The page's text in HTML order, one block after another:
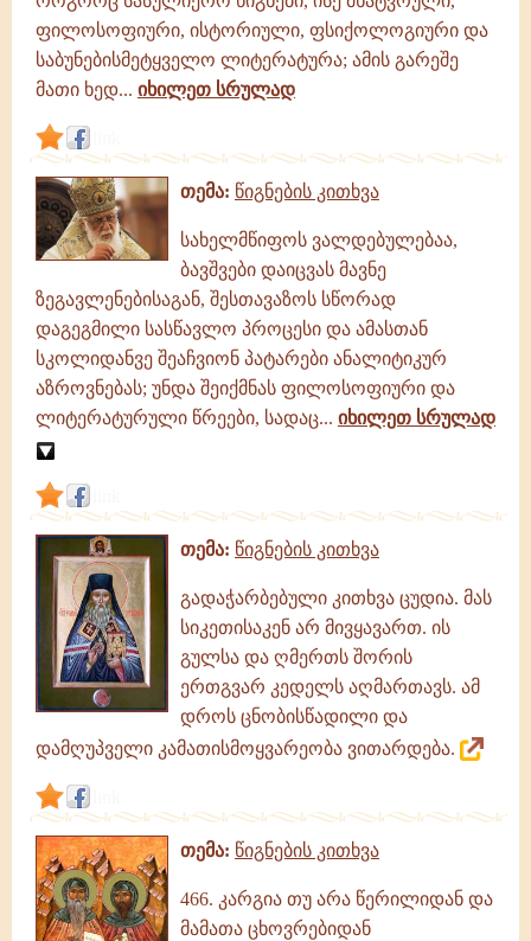
ფილოსოფიური, ისტორიული, ფსიქოლოგიური და
საბუნებისმეტყველო ლიტერატურა; ამის გარეშე
მათი ხედ... იხილეთ სრულად
თემა: წიგნების კითხვა
სახელმწიფოს ვალდებულებაა,
ბავშვები დაიცვას მავნე
ზეგავლენებისაგან, შესთავაზოს სწორად
დაგეგმილი სასწავლო პროცესი და ამასთან
სკოლიდანვე შეაჩვიონ პატარები ანალიტიკურ
აზროვნებას; უნდა შეიქმნას ფილოსოფიური და
ლიტერატურული წრეები, სადაც... იხილეთ სრულად
თემა: წიგნების კითხვა
გადაჭარბებული კითხვა ცუდია. მას
სიკეთისაკენ არ მივყავართ. ის
გულსა და ღმერთს შორის
ერთგვარ კედელს აღმართავს. ამ
დროს ცნობისწადილი და
დამღუპველი კამათისმოყვარეობა ვითარდება.
თემა: წიგნების კითხვა
466. კარგია თუ არა წერილიდან და
მამათა ცხოვრებიდან